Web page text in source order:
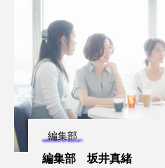
編集部
編集部 坂井真緒